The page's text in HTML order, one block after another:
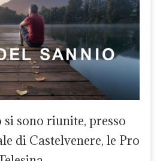
sono riunite, presso
di Castelvenere, le Pro